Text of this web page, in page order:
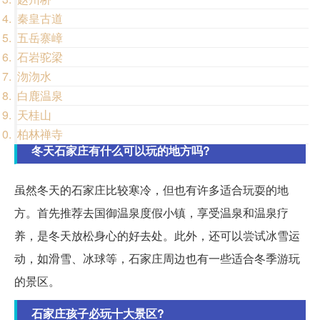
秦皇古道
五岳寨嶂
石岩驼梁
沕沕水
白鹿温泉
天桂山
柏林禅寺
冬天石家庄有什么可以玩的地方吗?
虽然冬天的石家庄比较寒冷，但也有许多适合玩耍的地
方。首先推荐去国御温泉度假小镇，享受温泉和温泉疗
养，是冬天放松身心的好去处。此外，还可以尝试冰雪运
动，如滑雪、冰球等，石家庄周边也有一些适合冬季游玩
的景区。
石家庄孩子必玩十大景区?